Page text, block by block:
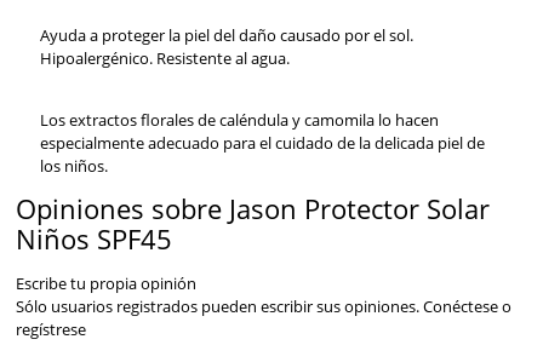
Ayuda a proteger la piel del daño causado por el sol.
Hipoalergénico. Resistente al agua.
Los extractos florales de caléndula y camomila lo hacen
especialmente adecuado para el cuidado de la delicada piel de
los niños.
Opiniones sobre Jason Protector Solar
Niños SPF45
Escribe tu propia opinión
Sólo usuarios registrados pueden escribir sus opiniones.Conécteseo
regístrese